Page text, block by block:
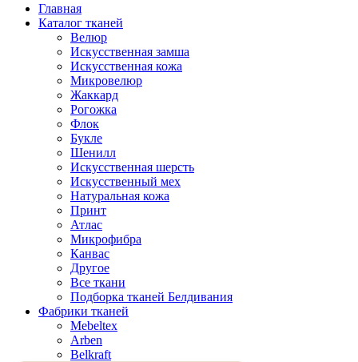
Главная
Каталог тканей
Велюр
Искусственная замша
Искусственная кожа
Микровелюр
Жаккард
Рогожка
Флок
Букле
Шенилл
Искусственная шерсть
Искусственный мех
Натуральная кожа
Принт
Атлас
Микрофибра
Канвас
Другое
Все ткани
Подборка тканей Белдивания
Фабрики тканей
Mebeltex
Arben
Belkraft